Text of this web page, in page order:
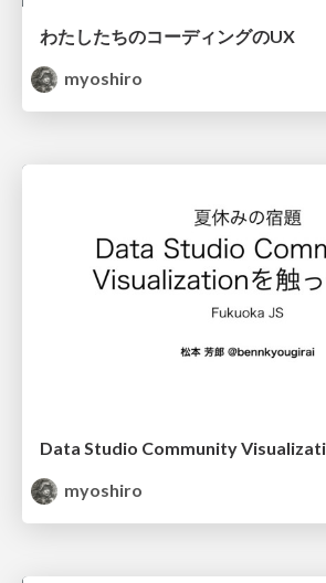
わたしたちのコーディングのUX
myoshiro
Data Studio Community
myoshiro